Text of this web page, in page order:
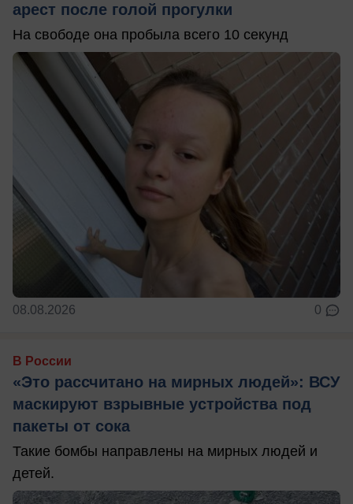
арест после голой прогулки
На свободе она пробыла всего 10 секунд
08.08.2026 0
В России
«Это рассчитано на мирных людей»: ВСУ
маскируют взрывные устройства под
пакеты от сока
Такие бомбы направлены на мирных людей и
детей.